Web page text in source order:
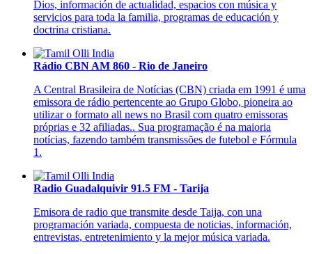
Dios, información de actualidad, espacios con música y
servicios para toda la familia, programas de educación y
doctrina cristiana.
Rádio CBN AM 860 - Rio de Janeiro
A Central Brasileira de Notícias (CBN) criada em 1991 é uma
emissora de rádio pertencente ao Grupo Globo, pioneira ao
utilizar o formato all news no Brasil com quatro emissoras
próprias e 32 afiliadas.. Sua programação é na maioria
notícias, fazendo também transmissões de futebol e Fórmula
1.
Radio Guadalquivir 91.5 FM - Tarija
Emisora de radio que transmite desde Taija, con una
programación variada, compuesta de noticias, información,
entrevistas, entretenimiento y la mejor música variada.